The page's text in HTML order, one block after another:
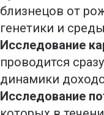
близнецов от
генетики и
Исследование
проводится
динамики
Исследование